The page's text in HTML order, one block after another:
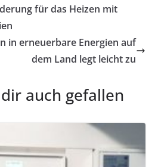
für das Heizen mit
in erneuerbare Energien auf
dem Land legt leicht zu
auch gefallen